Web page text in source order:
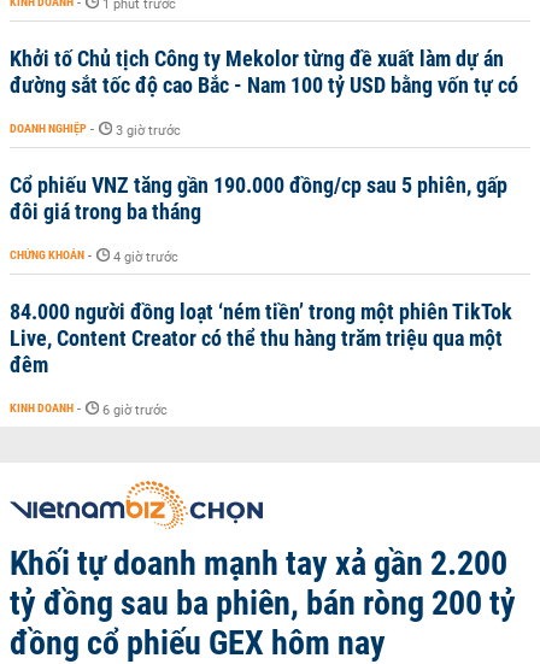
1 phút trước
Khởi tố Chủ tịch Công ty Mekolor từng đề xuất làm dự án
đường sắt tốc độ cao Bắc - Nam 100 tỷ USD bằng vốn tự có
DOANH NGHIỆP - 3 giờ trước
Cổ phiếu VNZ tăng gần 190.000 đồng/cp sau 5 phiên, gấp
đôi giá trong ba tháng
CHỨNG KHOÁN - 4 giờ trước
84.000 người đồng loạt ‘ném tiền’ trong một phiên TikTok
Live, Content Creator có thể thu hàng trăm triệu qua một
đêm
KINH DOANH - 6 giờ trước
Khối tự doanh mạnh tay xả gần 2.200
tỷ đồng sau ba phiên, bán ròng 200 tỷ
đồng cổ phiếu GEX hôm nay